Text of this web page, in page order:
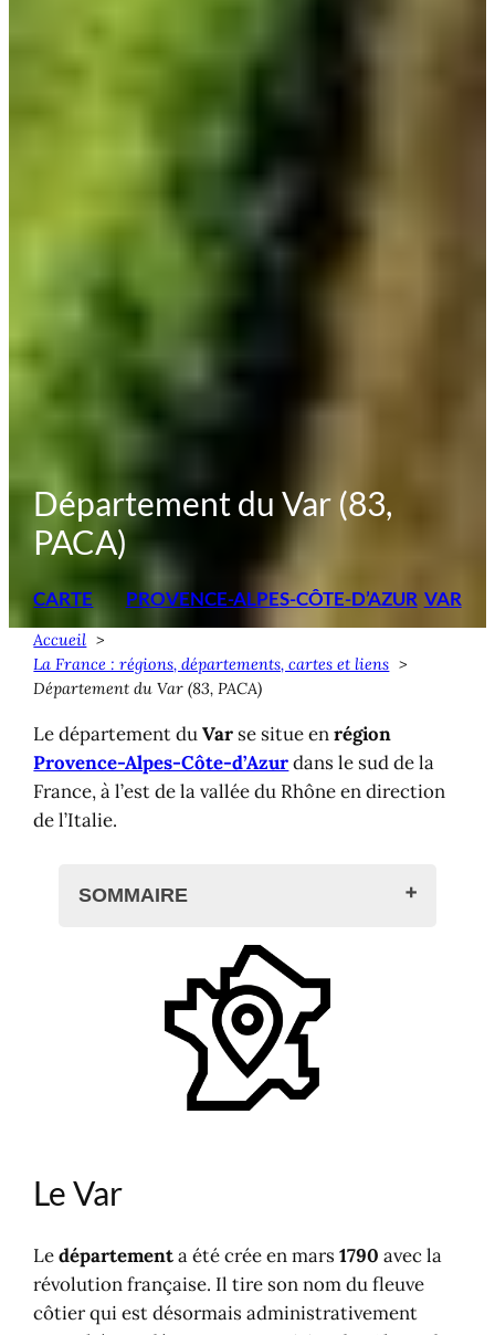
Département du Var (83,
PACA)
CARTE PROVENCE-ALPES-CÔTE-D’AZUR VAR
Accueil
La France : régions, départements, cartes et liens
Département du Var (83, PACA)
Le département duVar se situe enrégion
Provence-Alpes-Côte-d’Azurdans le sud de la
France, à l’est de la vallée du Rhône en direction
de l’Italie.
SOMMAIRE
Le territoire
Transports dans le Var
Cartographie
Communes, villes et villages
Où dormir dans le Var ?
Le Var
Ledépartementa été crée en mars1790 avec la
révolution française. Il tire son nom du fleuve
côtier qui est désormais administrativement